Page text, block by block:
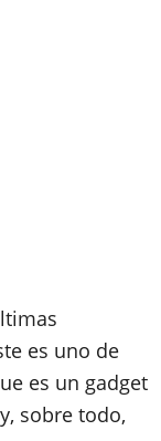
es uno de
es un gadget
sobre todo,